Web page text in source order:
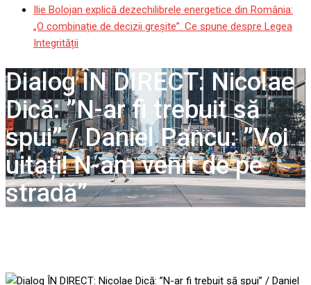
Ilie Bolojan explică dezechilibrele energetice din România:
„O combinație de decizii greșite”. Ce spune despre Legea
Integrității
Dialog ÎN DIRECT: Nicolae
Dică: ”N-ar fi trebuit să
spui” / Daniel Pancu: ”Voi
uitați! N-am venit de pe
stradă”